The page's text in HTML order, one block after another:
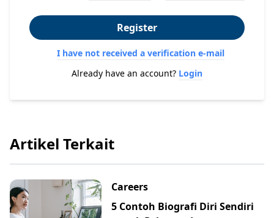
Register
I have not received a verification e-mail
Already have an account? Login
Artikel Terkait
Careers
5 Contoh Biografi Diri Sendiri